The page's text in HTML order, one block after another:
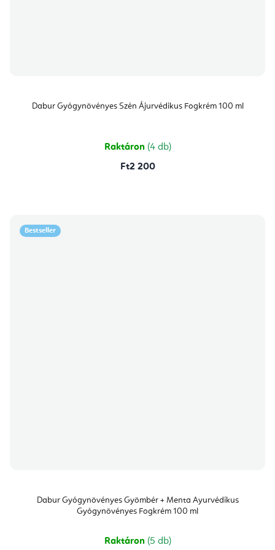
Dabur Gyógynövényes Szén Ájurvédikus Fogkrém 100 ml
Raktáron (4 db)
Ft2 200
Bestseller
Dabur Gyógynövényes Gyömbér + Menta Ayurvédikus
Gyógynövényes Fogkrém 100 ml
Raktáron (5 db)